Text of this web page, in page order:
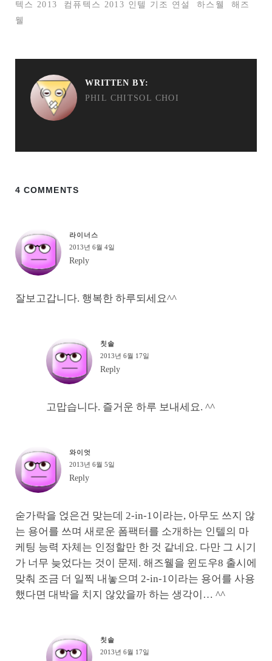
텍스 2013 컴퓨텍스 2013 인텔 기조 연설 하스웰
해즈
웰
WRITTEN BY:
PHIL CHITSOL CHOI
4 COMMENTS
라이너스
2013년 6월 4일
Reply
잘보고갑니다. 행복한 하루되세요^^
칫솔
2013년 6월 17일
Reply
고맙습니다. 즐거운 하루 보내세요. ^^
와이엇
2013년 6월 5일
Reply
숟가락을 얹은건 맞는데 2-in-1이라는, 아무도 쓰지 않
는 용어를 쓰며 새로운 폼팩터를 소개하는 인텔의 마
케팅 능력 자체는 인정할만 한 것 같네요. 다만 그 시기
가 너무 늦었다는 것이 문제. 해즈웰을 윈도우8 출시에
맞춰 조금 더 일찍 내놓으며 2-in-1이라는 용어를 사용
했다면 대박을 치지 않았을까 하는 생각이… ^^
칫솔
2013년 6월 17일